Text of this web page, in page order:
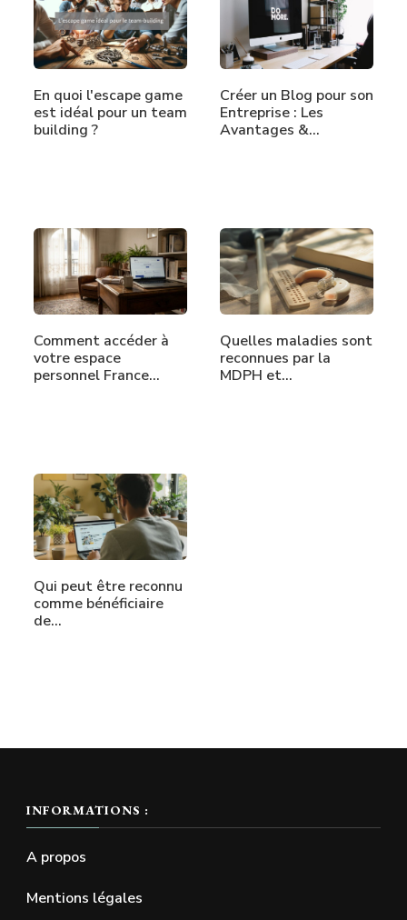
En quoi l'escape game
est idéal pour un team
building ?
Créer un Blog pour son
Entreprise : Les
Avantages &…
Comment accéder à
votre espace
personnel France…
Quelles maladies sont
reconnues par la
MDPH et…
Qui peut être reconnu
comme bénéficiaire
de…
INFORMATIONS :
A propos
Mentions légales